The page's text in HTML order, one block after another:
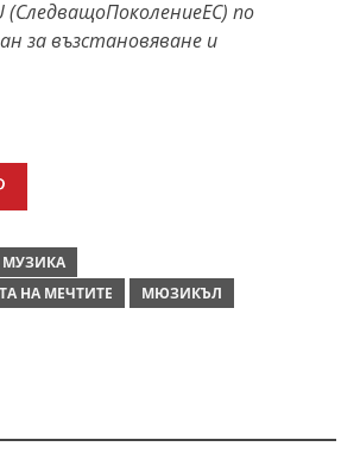
(СледващоПоколениеЕС) по
за възстановяване и
МУЗИКА
НА МЕЧТИТЕ
МЮЗИКЪЛ